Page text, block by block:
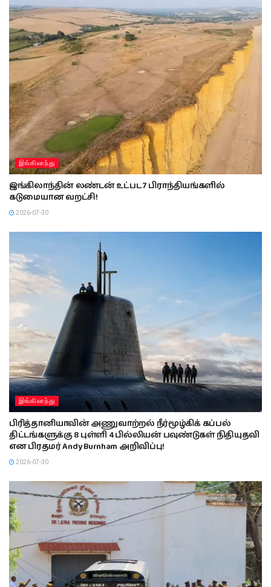
இங்கிலாந்து
இங்கிலாந்தின் லண்டன் உட்பட 7 பிராந்தியங்களில்
கடுமையான வறட்சி!
2026-07-30
இங்கிலாந்து
பிரித்தானியாவின் அணுவாற்றல் நீர்மூழ்கிக் கப்பல்
திட்டங்களுக்கு 8 புள்ளி 4 பில்லியன் பவுண்டுகள் நிதியுதவி
என பிரதமர் Andy Burnham அறிவிப்பு!
2026-07-30